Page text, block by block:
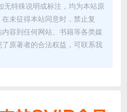
无特殊说明或标注，均为本站原
未征得本站同意时，禁止复
容到任何网站、书籍等各类媒
原著者的合法权益，可联系我